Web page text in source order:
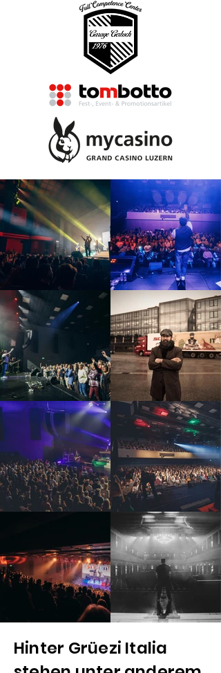
Hinter Grüezi Italia